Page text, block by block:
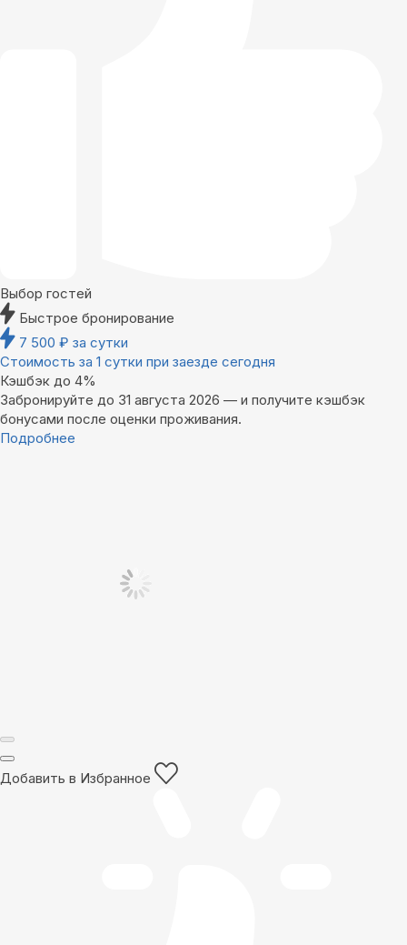
Выбор гостей
Быстрое бронирование
7 500 ₽ за сутки
Стоимость за 1 сутки при заезде сегодня
Кэшбэк до 4%
Забронируйте до 31 августа 2026 — и получите кэшбэк
бонусами после оценки проживания.
Подробнее
Добавить в Избранное